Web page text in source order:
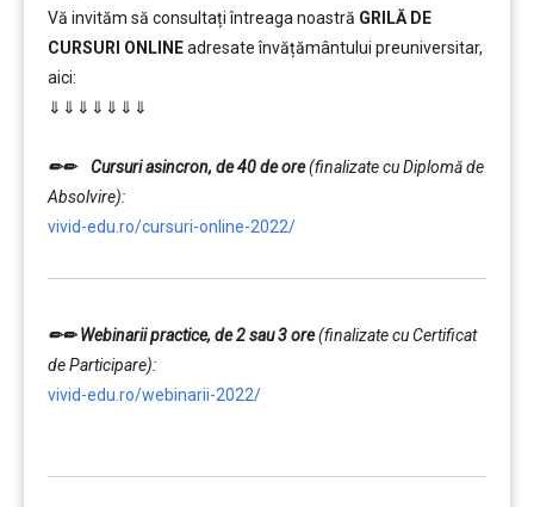
Vă invităm să consultați întreaga noastră GRILĂ DE
CURSURI ONLINEadresate învățământului preuniversitar,
aici:
⇓⇓⇓⇓⇓⇓⇓
✏✏
Cursuri asincron, de 40 de ore(finalizate cu Diplomă de
Absolvire):
vivid-edu.ro/cursuri-online-2022/
✏✏Webinarii practice, de 2 sau 3 ore(finalizate cu Certificat
de Participare):
vivid-edu.ro/webinarii-2022/